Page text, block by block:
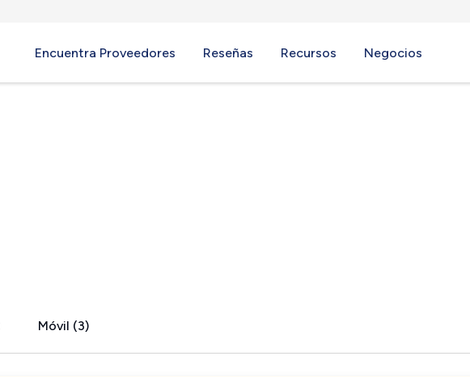
Encuentra Proveedores Reseñas Recursos Negocios
Móvil (3)